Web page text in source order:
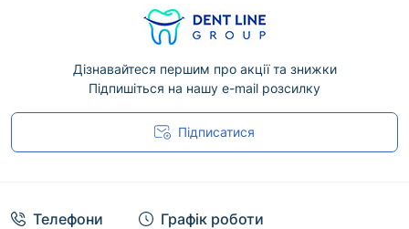
Дізнавайтеся першим про акції та знижки
Підпишіться на нашу e-mail розсилку
Підписатися
Телефони Графік роботи